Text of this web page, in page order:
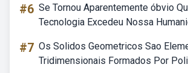
#6 Se Tornou Aparentemente óbvio
Tecnologia Excedeu Nossa
#7 Os Solidos Geometricos Sao
Tridimensionais Formados Por